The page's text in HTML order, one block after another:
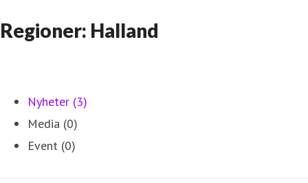
Regioner: Halland
Nyheter (3)
Media (0)
Event (0)